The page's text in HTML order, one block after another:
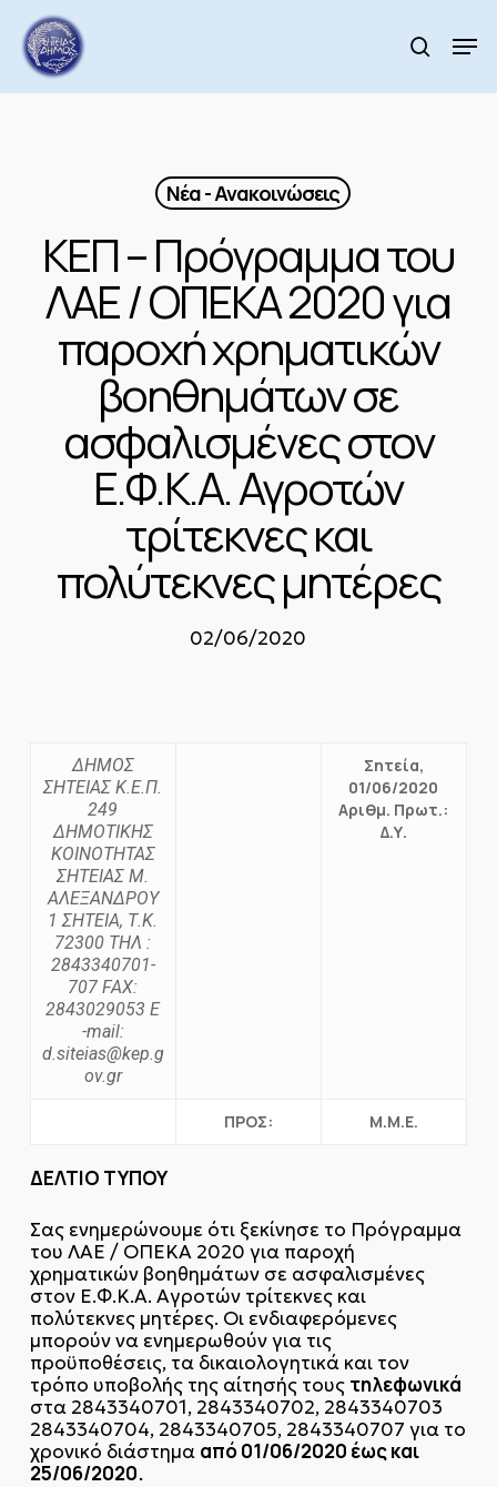
main
content
search
Νέα - Ανακοινώσεις
ΚΕΠ – Πρόγραμμα του
ΛΑΕ / ΟΠΕΚΑ 2020 για
παροχή χρηματικών
βοηθημάτων σε
ασφαλισμένες στον
Ε.Φ.Κ.Α. Αγροτών
τρίτεκνες και
πολύτεκνες μητέρες
02/06/2020
ΔΗΜΟΣ
ΣΗΤΕΙΑΣ Κ.Ε.Π.
249
ΔΗΜΟΤΙΚΗΣ
ΚΟΙΝΟΤΗΤΑΣ
ΣΗΤΕΙΑΣ Μ.
ΑΛΕΞΑΝΔΡΟΥ
1 ΣΗΤΕΙΑ, Τ.Κ.
72300 ΤΗΛ :
2843340701-
707 FAX:
2843029053 Ε
-mail:
d.siteias@kep.g
ov.gr
Σητεία,
01/06/2020
Αριθμ. Πρωτ.:
Δ.Υ.
ΠΡΟΣ: Μ.Μ.Ε.
ΔΕΛΤΙΟ ΤΥΠΟΥ
Σας ενημερώνουμε ότι ξεκίνησε το Πρόγραμμα
του ΛΑΕ / ΟΠΕΚΑ 2020 για παροχή
χρηματικών βοηθημάτων σε ασφαλισμένες
στον Ε.Φ.Κ.Α. Αγροτών τρίτεκνες και
πολύτεκνες μητέρες. Οι ενδιαφερόμενες
μπορούν να ενημερωθούν για τις
προϋποθέσεις, τα δικαιολογητικά και τον
τρόπο υποβολής της αίτησής τους τηλεφωνικά
στα 2843340701, 2843340702, 2843340703
2843340704, 2843340705, 2843340707 για το
χρονικό διάστημα από 01/06/2020 έως και
25/06/2020.
Menu